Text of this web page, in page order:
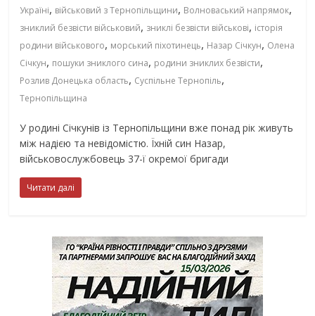
Україні, військовий з Тернопільщини, Волноваський напрямок,
зниклий безвісти військовий, зниклі безвісти військові, історія
родини військового, морський піхотинець, Назар Січкун, Олена
Січкун, пошуки зниклого сина, родини зниклих безвісти,
Розлив Донецька область, Суспільне Тернопіль,
Тернопільщина
У родині Січкунів із Тернопільщини вже понад рік живуть
між надією та невідомістю. Їхній син Назар,
військовослужбовець 37-ї окремої бригади
Читати далі